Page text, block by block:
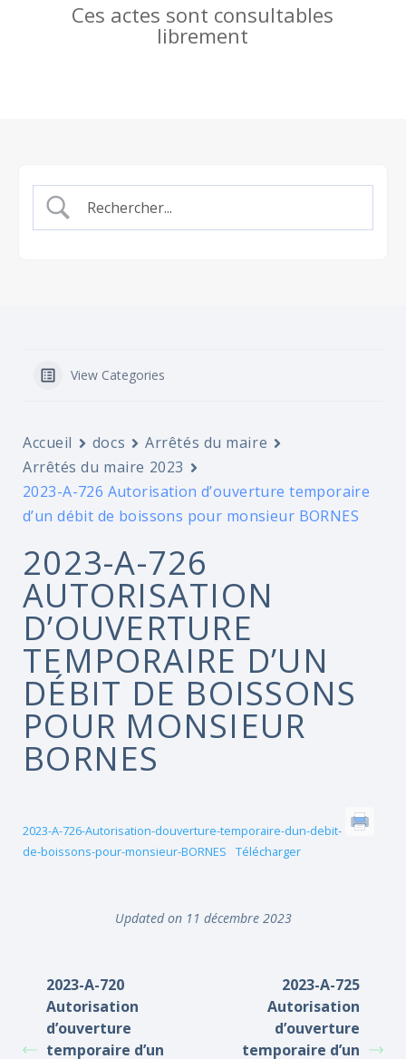
Ces actes sont consultables
librement
View Categories
Accueil docs
Arrêtés du maire
Arrêtés du maire 2023
2023-A-726 Autorisation d’ouverture temporaire
d’un débit de boissons pour monsieur BORNES
2023-A-726
AUTORISATION
D’OUVERTURE
TEMPORAIRE D’UN
DÉBIT DE BOISSONS
POUR MONSIEUR
BORNES
2023-A-726-Autorisation-douverture-temporaire-dun-debit-
de-boissons-pour-monsieur-BORNES
Télécharger
Updated on 11 décembre 2023
2023-A-720
Autorisation
d’ouverture
temporaire d’un
2023-A-725
Autorisation
d’ouverture
temporaire d’un